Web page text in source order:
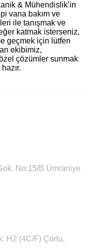
& Mühendislik’in
vana bakım ve
ile tanışmak ve
katmak isterseniz,
geçmek için lütfen
ekibimiz,
çözümler sunmak
No:15/B Ümraniye
H2 (4C/F) Çorlu,